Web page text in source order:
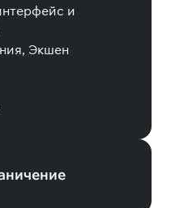
и
Экшен